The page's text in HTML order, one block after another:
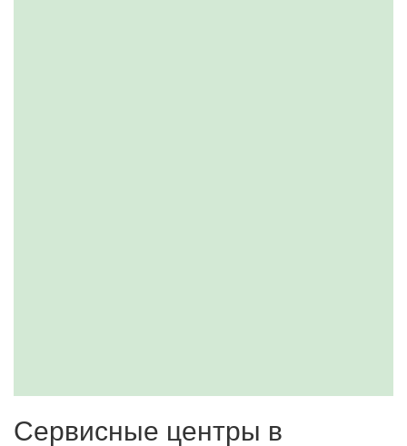
Сервисные центры в